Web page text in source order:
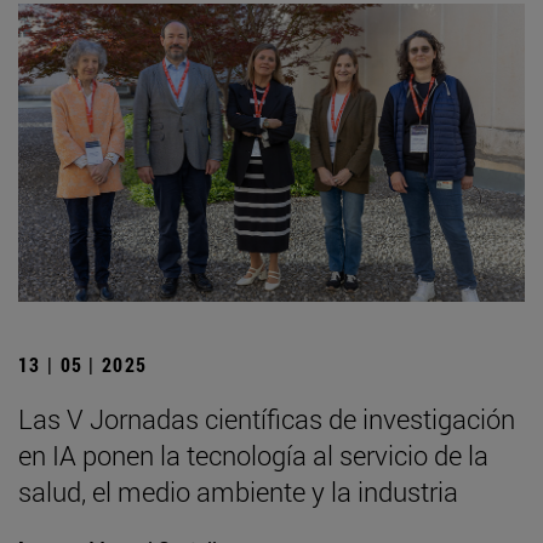
13 | 05 | 2025
Las V Jornadas científicas de investigación
en IA ponen la tecnología al servicio de la
salud, el medio ambiente y la industria